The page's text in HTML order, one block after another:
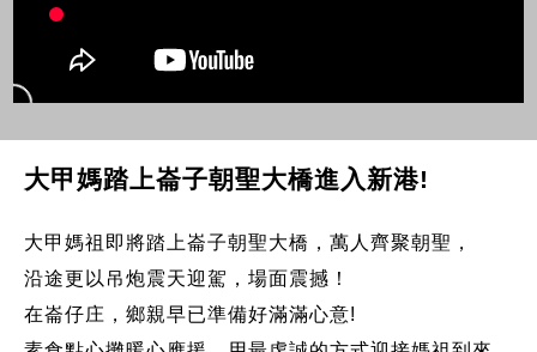
大甲媽踏上崙子朝聖大橋進入新港!
大甲媽祖即將踏上崙子朝聖大橋，萬人齊聚朝聖，
沿途更以吊炮震天迎駕，場面震撼！
在崙仔庄，鄉親早已準備好滿滿心意!